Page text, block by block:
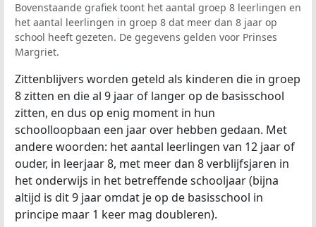
Bovenstaande grafiek toont het aantal groep 8 leerlingen en
het aantal leerlingen in groep 8 dat meer dan 8 jaar op
school heeft gezeten. De gegevens gelden voor Prinses
Margriet.
Zittenblijvers worden geteld als kinderen die in groep
8 zitten en die al 9 jaar of langer op de basisschool
zitten, en dus op enig moment in hun
schoolloopbaan een jaar over hebben gedaan. Met
andere woorden: het aantal leerlingen van 12 jaar of
ouder, in leerjaar 8, met meer dan 8 verblijfsjaren in
het onderwijs in het betreffende schooljaar (bijna
altijd is dit 9 jaar omdat je op de basisschool in
principe maar 1 keer mag doubleren).